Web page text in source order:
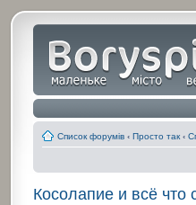
Список форумів ‹ Просто так ‹
Косолапие и всё что